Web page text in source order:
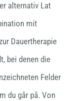
alternativ Lat
mit
Dauertherapie
bei denen die
Felder
du går på. Von